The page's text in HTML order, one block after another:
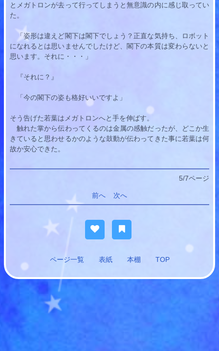
とメガトロンが去って行ってしまうと無意識の内に感じ取ってい
た。
「姿形は違えど閣下は閣下でしょう？正直な気持ち、ロボット
になれるとは思いませんでしたけど、閣下の本質は変わらないと
思います。それに・・・」
『それに？』
「今の閣下の姿も格好いいですよ」
そう告げた若葉はメガトロンへと手を伸ばす。
触れた掌から伝わってくるのは金属の感触だったが、どこか生
きていると思わせるかのような鼓動が伝わってきた事に若葉は何
故か安心できた。
5/7ページ
前へ 次へ
ページ一覧 表紙 本棚 TOP